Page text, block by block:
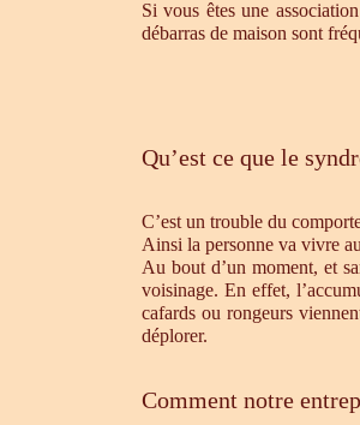
Si vous êtes une
débarras de maison sont
Qu’est ce que le
C’est un trouble du
Ainsi la personne va vivre
Au bout d’un moment, et
voisinage. En effet,
cafards ou rongeurs
déplorer.
Comment notre